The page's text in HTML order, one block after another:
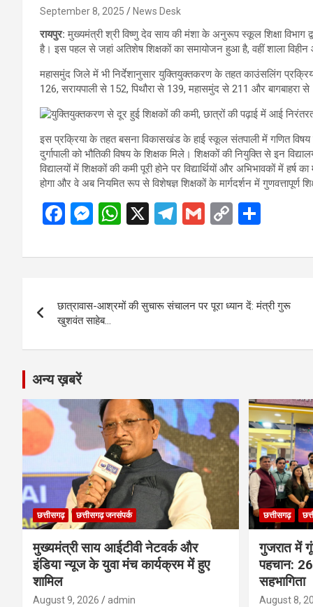
September 8, 2025 News Desk
रायपुर:मुख्यमंत्री श्री विष्णु देव साय की मंशा के अनुरूप स्कूल शिक्षा विभाग
है। इस पहल से जहां अतिशेष शिक्षकों का समायोजन हुआ है, वहीं शाला
महासमुंद जिले में भी निर्देशानुसार युक्तियुक्तकरण के तहत काउंसलिंग
126, सरायपाली से 152, पिथौरा से 139, महासमुंद से 211 और बागबाहरा
इस प्रक्रिया के तहत बसना विकासखंड के हाई स्कूल संतपाली में गणित विषय
दुर्गापाली को भौतिकी विषय के शिक्षक मिले। शिक्षकों की नियुक्ति से इन
विद्यालयों में शिक्षकों की कमी पूरी होने पर विद्यार्थियों और अभिभावकों में
होगा और वे अब नियमित रूप से विशेषज्ञ शिक्षकों के मार्गदर्शन में गुणवत्तापूर्ण
F
ce
o
o
k
M
se
g
er
W
at
A
p
X
T
e
a
G
ail
C
py
n
ar
navigation
छात्रावास-आश्रमों की सुचारू संचालन पर पूरा ध्यान दें: मंत्री गुरू
खुशवंत साहेब…
अन्य ख़बरें
छत्तीसगढ़ छत्तीसगढ़ जनसंपर्क
मुख्यमंत्री साय आईटीवी नेटवर्क और
इंडिया न्यूज के युवा मंच कार्यक्रम में हुए
शामिल
August 9, 2026 admin
छत्तीसगढ़
गुजरात में
पहचान: 26
सहभागिता
August 8,